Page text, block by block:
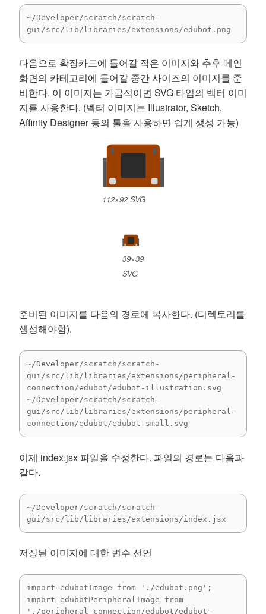
~/Developer/scratch/scratch-
gui/src/lib/libraries/extensions/edubot.png
다음으로 확장카드에 들어갈 작은 이미지와 추후 메인
화면의 카테고리에 들어갈 중간 사이즈의 이미지를 준
비한다. 이 이미지는 가급적이면 SVG 타입의 벡터 이미
지를 사용한다. (벡터 이미지는 Illustrator, Sketch,
Affinity Designer 등의 툴을 사용하면 쉽게 생성 가능)
112×92 SVG
39×39
SVG
준비된 이미지를 다음의 경로에 복사한다. (디렉토리를
생성해야함).
~/Developer/scratch/scratch-
gui/src/lib/libraries/extensions/peripheral-
connection/edubot/edubot-illustration.svg
~/Developer/scratch/scratch-
gui/src/lib/libraries/extensions/peripheral-
connection/edubot/edubot-small.svg
이제 index.jsx 파일을 수정한다. 파일의 경로는 다음과
같다.
~/Developer/scratch/scratch-
gui/src/lib/libraries/extensions/index.jsx
저장된 이미지에 대한 변수 선언
import edubotImage from './edubot.png';
import edubotPeripheralImage from
'./peripheral-connection/edubot/edubot-